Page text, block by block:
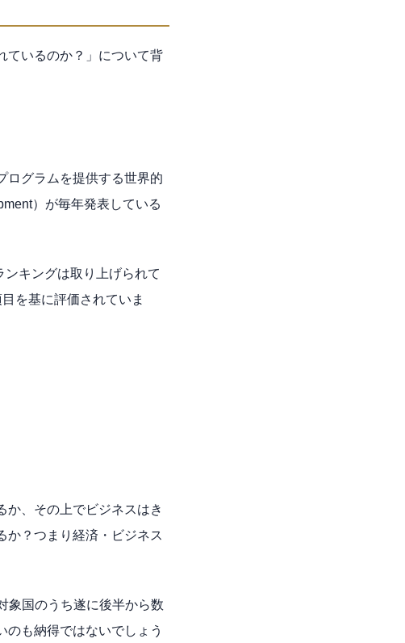
ているのか？」について背
ログラムを提供する世界的
）が毎年発表している
キングは取り上げられて
を基に評価されていま
か、その上でビジネスはき
か？つまり経済・ビジネス
象国のうち遂に後半から数
のも納得ではないでしょう